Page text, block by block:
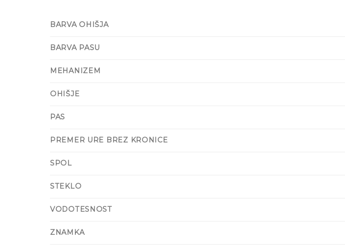
BARVA OHIŠJA
BARVA PASU
MEHANIZEM
OHIŠJE
PAS
PREMER URE BREZ KRONICE
SPOL
STEKLO
VODOTESNOST
ZNAMKA